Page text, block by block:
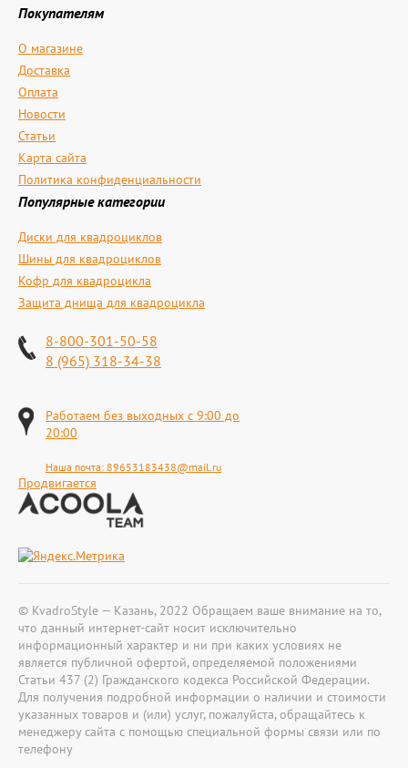
Покупателям
О магазине
Доставка
Оплата
Новости
Статьи
Карта сайта
Политика конфиденциальности
Популярные категории
Диски для квадроциклов
Шины для квадроциклов
Кофр для квадроцикла
Защита днища для квадроцикла
8-800-301-50-58
8 (965) 318-34-38
Работаем без выходных с 9:00 до
20:00
Наша почта: 89653183438@mail.ru
Продвигается
© KvadroStyle — Казань, 2022 Обращаем ваше внимание на то,
что данный интернет-сайт носит исключительно
информационный характер и ни при каких условиях не
является публичной офертой, определяемой положениями
Статьи 437 (2) Гражданского кодекса Российской Федерации.
Для получения подробной информации о наличии и стоимости
указанных товаров и (или) услуг, пожалуйста, обращайтесь к
менеджеру сайта с помощью специальной формы связи или по
телефону